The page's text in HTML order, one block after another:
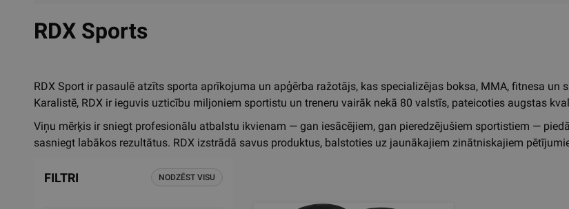
RDX Sports
RDX Sport ir pasaulē atzīts sporta aprīkojuma un apģērba ražotājs, kas specializējas boksa, MMA, fitnesa
Karalistē, RDX ir ieguvis uzticību miljoniem sportistu un treneru vairāk nekā 80 valstīs, pateicoties augstas
Viņu mērķis ir sniegt profesionālu atbalstu ikvienam — gan iesācējiem, gan pieredzējušiem sportistiem —
sasniegt labākos rezultātus. RDX izstrādā savus produktus, balstoties uz jaunākajiem zinātniskajiem
FILTRI NODZĒST VISU